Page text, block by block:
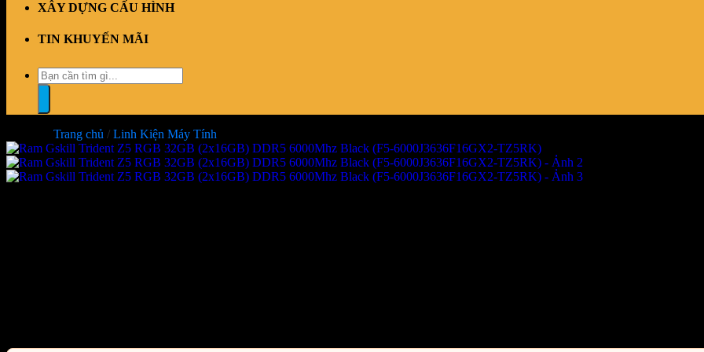
XÂY DỰNG CẤU HÌNH
TIN KHUYẾN MÃI
Tìm
kiếm:
Trang chủ / Linh Kiện Máy Tính